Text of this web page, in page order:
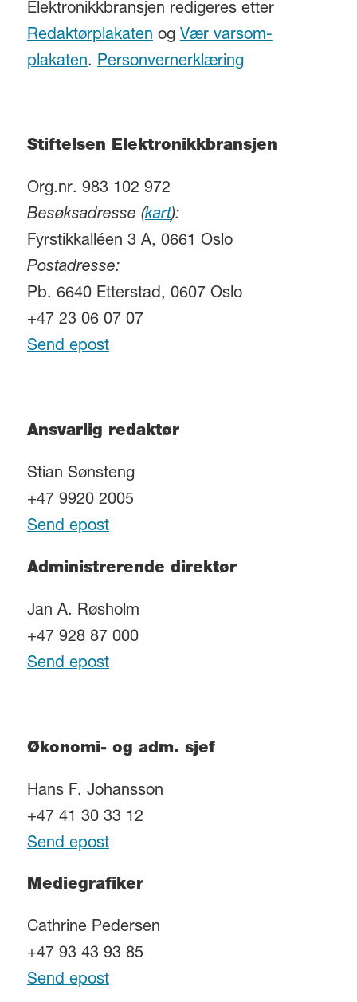
Elektronikkbransjen redigeres etter
Redaktørplakaten og Vær varsom-
plakaten. Personvernerklæring
Stiftelsen Elektronikkbransjen
Org.nr. 983 102 972
Besøksadresse (kart):
Fyrstikkalléen 3 A, 0661 Oslo
Postadresse:
Pb. 6640 Etterstad, 0607 Oslo
+47 23 06 07 07
Send epost
Ansvarlig redaktør
Stian Sønsteng
+47 9920 2005
Send epost
Administrerende direktør
Jan A. Røsholm
+47 928 87 000
Send epost
Økonomi- og adm. sjef
Hans F. Johansson
+47 41 30 33 12
Send epost
Mediegrafiker
Cathrine Pedersen
+47 93 43 93 85
Send epost